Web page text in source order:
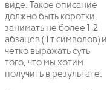
виде. Такое описание
должно быть коротки,
занимать не более 1-2
абзацев ( 1 т символов) и
четко выражать суть
того, что мы хотим
получить в результате.